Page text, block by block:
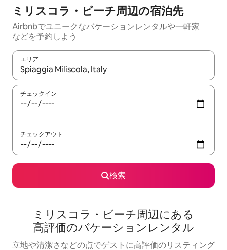
ミリスコラ・ビーチ⁠周⁠辺⁠の宿⁠泊⁠先
Airbnbでユニークなバ⁠ケ⁠ー⁠シ⁠ョ⁠ンレ⁠ン⁠タ⁠ルや一⁠軒⁠家
な⁠ど⁠を予⁠約⁠し⁠よ⁠う
エリア
検索結果が表示されたら、上下の矢印キーを使って移動するか
チェックイン
チェックアウト
検索
ミリスコラ・ビーチ⁠周⁠辺⁠に⁠あ⁠る
高⁠評⁠価⁠のバ⁠ケ⁠ー⁠シ⁠ョ⁠ン⁠レ⁠ン⁠タ⁠ル
立地や清潔さなどの点でゲストに高評価のリスティング